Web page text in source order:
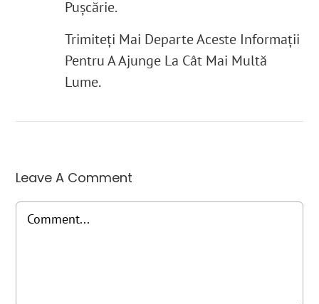
Pușcărie.
Trimiteți Mai Departe Aceste Informații
Pentru A Ajunge La Cât Mai Multă
Lume.
Leave A Comment
Comment